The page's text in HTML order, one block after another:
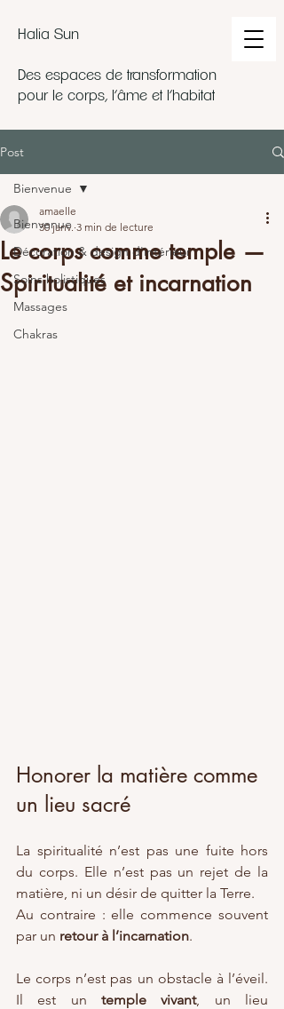
Halia Sun
Des espaces de transformation
pour le corps, l’âme et l’habitat
Post
Bienvenue
Décoration & design d'intérieur
Soins holistiques
Massages
Chakras
Bienvenue
Le corps comme temple —
Spiritualité et incarnation
amaelle
30 janv. 3 min de lecture
Honorer la matière comme
un lieu sacré
La spiritualité n’est pas une fuite hors
du corps. Elle n’est pas un rejet de la
matière, ni un désir de quitter la Terre.
Au contraire : elle commence souvent
par un retour à l’incarnation.
Le corps n’est pas un obstacle à l’éveil.
Il est un temple vivant, un lieu